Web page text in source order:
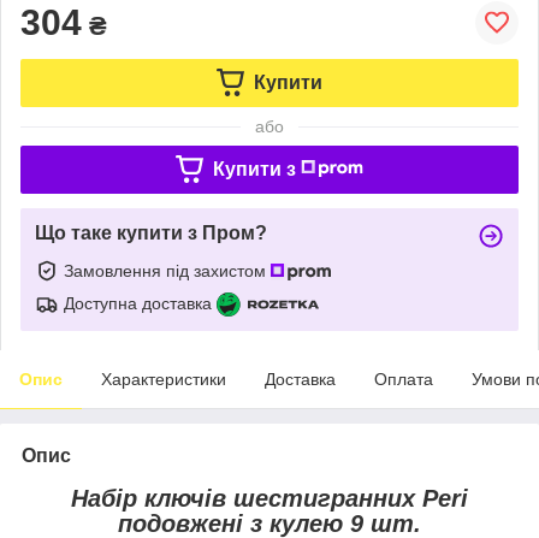
304 ₴
Купити
або
Купити з
Що таке купити з Пром?
Замовлення під захистом
Доступна доставка
Опис Характеристики Доставка Оплата Умови
Опис
Набір ключів шестигранних Peri
подовжені з кулею 9 шт.